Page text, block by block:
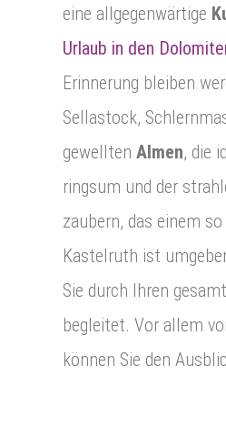
eine allgegenwärtige
Urlaub in den
Erinnerung bleiben
Sellastock,
gewellten Almen, die
ringsum und der
zaubern, das einem
Kastelruth ist
Sie durch Ihren
begleitet. Vor allem
können Sie den